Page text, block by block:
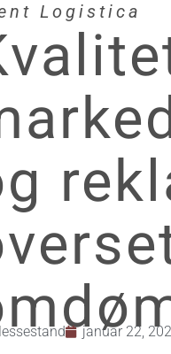
Logistica
januar 22,